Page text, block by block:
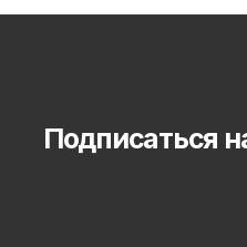
Подписаться